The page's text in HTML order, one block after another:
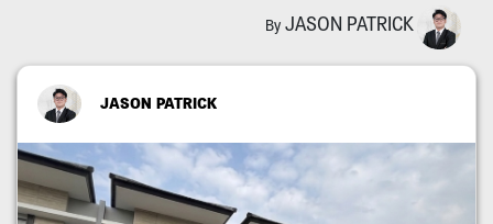
By JASON PATRICK
JASON PATRICK